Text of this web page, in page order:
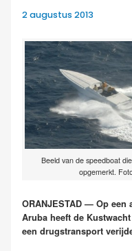
2 augustus 2013
Beeld van de speedboat
opgemerkt.
ORANJESTAD — Op een
Aruba heeft de
een drugstransport